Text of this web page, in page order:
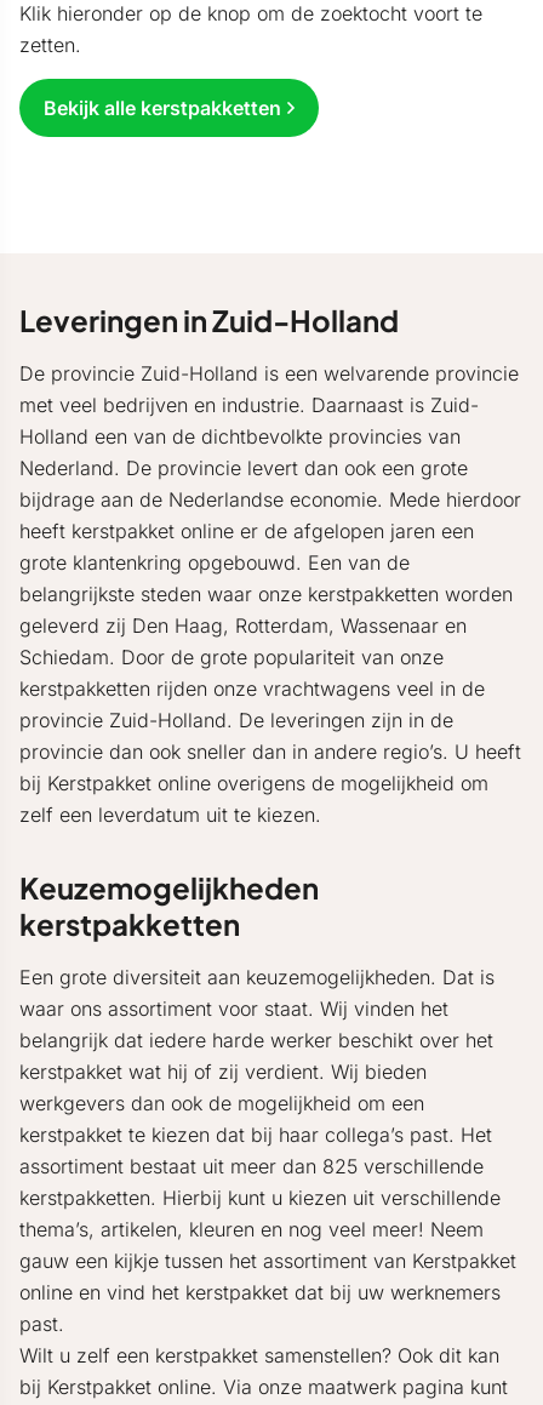
Klik hieronder op de knop om de zoektocht voort te
zetten.
Bekijk alle kerstpakketten
Leveringen in Zuid-Holland
De provincie Zuid-Holland is een welvarende provincie
met veel bedrijven en industrie. Daarnaast is Zuid-
Holland een van de dichtbevolkte provincies van
Nederland. De provincie levert dan ook een grote
bijdrage aan de Nederlandse economie. Mede hierdoor
heeft kerstpakket online er de afgelopen jaren een
grote klantenkring opgebouwd. Een van de
belangrijkste steden waar onze kerstpakketten worden
geleverd zij Den Haag, Rotterdam, Wassenaar en
Schiedam. Door de grote populariteit van onze
kerstpakketten rijden onze vrachtwagens veel in de
provincie Zuid-Holland. De leveringen zijn in de
provincie dan ook sneller dan in andere regio’s. U heeft
bij Kerstpakket online overigens de mogelijkheid om
zelf een leverdatum uit te kiezen.
Keuzemogelijkheden
kerstpakketten
Een grote diversiteit aan keuzemogelijkheden. Dat is
waar ons assortiment voor staat. Wij vinden het
belangrijk dat iedere harde werker beschikt over het
kerstpakket wat hij of zij verdient. Wij bieden
werkgevers dan ook de mogelijkheid om een
kerstpakket te kiezen dat bij haar collega’s past. Het
assortiment bestaat uit meer dan 825 verschillende
kerstpakketten. Hierbij kunt u kiezen uit verschillende
thema’s, artikelen, kleuren en nog veel meer! Neem
gauw een kijkje tussen het assortiment van Kerstpakket
online en vind het kerstpakket dat bij uw werknemers
past.
Wilt u zelf een kerstpakket samenstellen? Ook dit kan
bij Kerstpakket online. Via onze maatwerk pagina kunt